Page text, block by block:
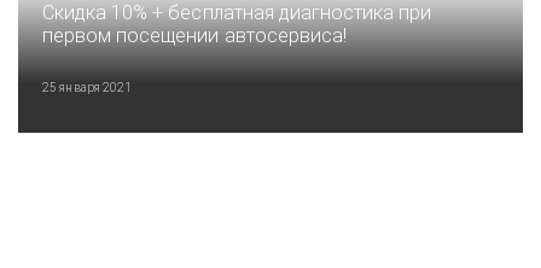
Скидка 10% + бесплатная диагностика при
первом посещении автосервиса!
25 января 2021